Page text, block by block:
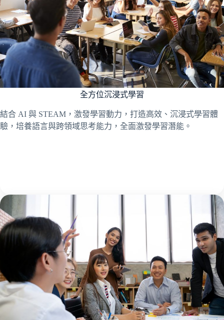
全方位沉浸式學習
結合 AI 與 STEAM，激發學習動力，打造高效、沉浸式學習體
驗，培養語言與跨領域思考能力，全面激發學習潛能。